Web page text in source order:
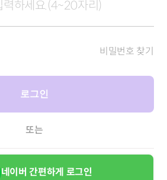
비밀번호 찾기
로그인
또는
네이버 간편하게 로그인